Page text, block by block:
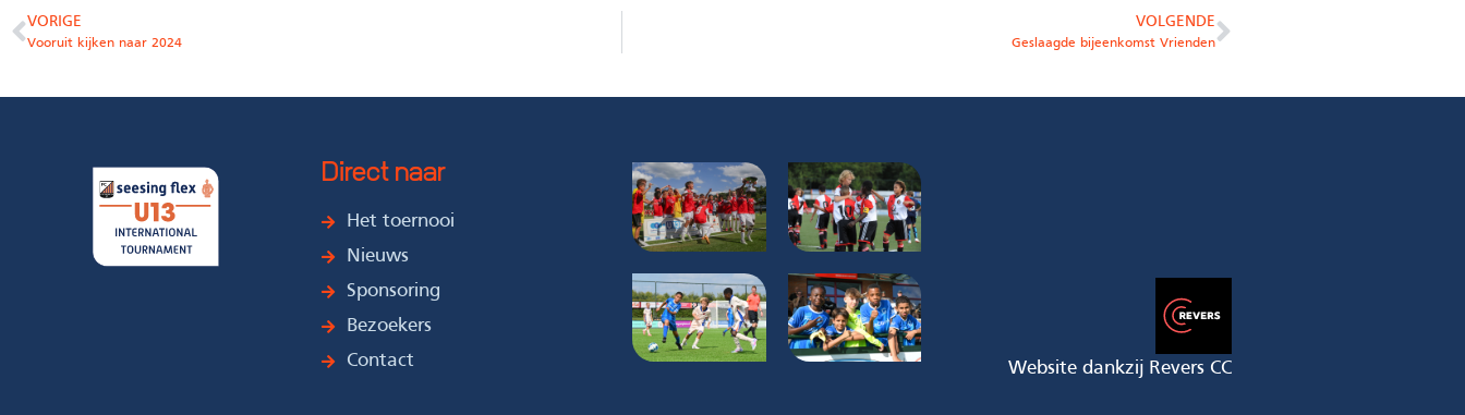
VORIGE
Vooruit kijken naar 2024
VOLGENDE
Geslaagde bijeenkomst Vrienden
Direct naar
Het toernooi
Nieuws
Sponsoring
Bezoekers
Contact
Website dankzij Revers CC